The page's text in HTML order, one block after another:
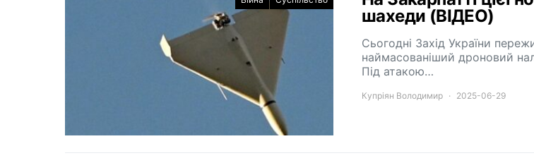
шахеди (ВІДЕО)
Сьогодні Захід України
наймасованіший дроновий
Під атакою…
Купріян Володимир 2025-06-29